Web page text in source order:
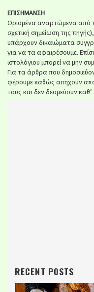
ΕΠΙΣΗΜΑΝΣΗ
Ορισμένα αναρτώμενα από
σχετική σημείωση της
υπάρχουν δικαιώματα
για να τα αφαιρέσουμε.
ιστολόγιου μπορεί να μην
Για τα άρθρα που
φέρουμε καθώς απηχούν
τους και δεν δεσμεύουν
RECENT POSTS